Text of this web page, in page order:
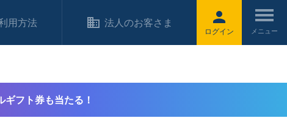
ログイン
用方法 法人のお客さま
フト券も当たる！